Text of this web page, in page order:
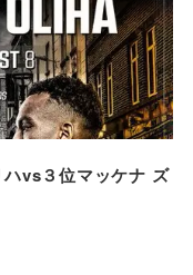
vs３位マッケナ ズ